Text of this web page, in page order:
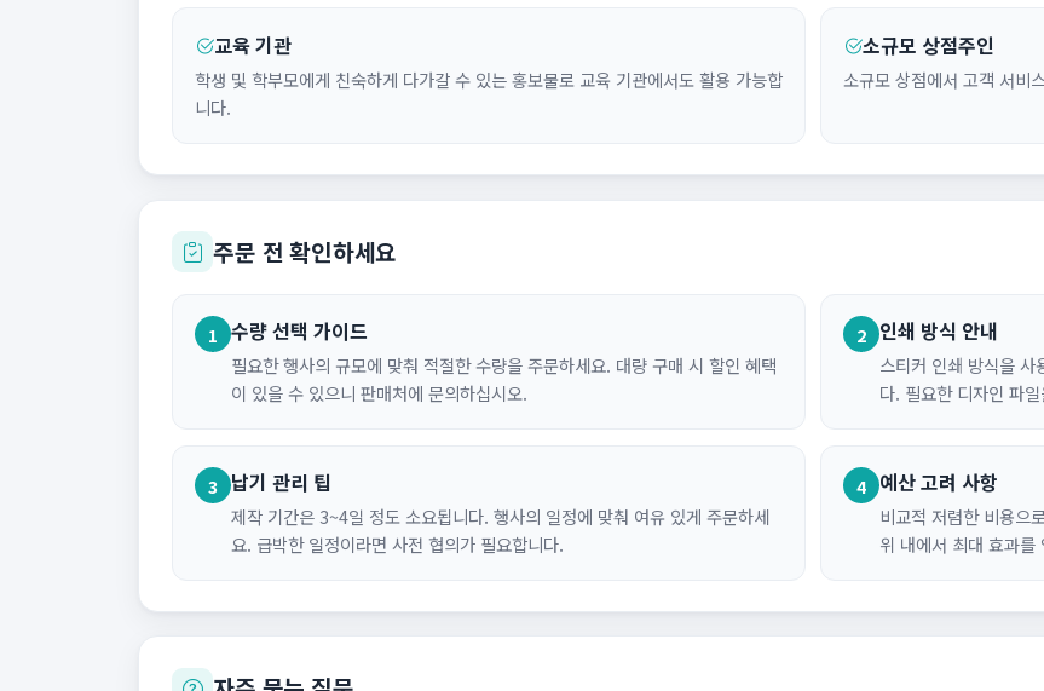
교육 기관
학생 및 학부모에게 친숙하게 다가갈 수 있는 홍보물로 교육 기관에서도 활용 가능합
니다.
소규모 상점주인
소규모 상점에서 고객 서비
주문 전 확인하세요
1 수량 선택 가이드
필요한 행사의 규모에 맞춰 적절한 수량을 주문하세요. 대량 구매 시 할인 혜택
이 있을 수 있으니 판매처에 문의하십시오.
2 인쇄 방식 안내
스티커 인쇄 방식을 사
다. 필요한 디자인 파
3 납기 관리 팁
제작 기간은 3~4일 정도 소요됩니다. 행사의 일정에 맞춰 여유 있게 주문하세
요. 급박한 일정이라면 사전 협의가 필요합니다.
4 예산 고려 사항
비교적 저렴한 비용으
위 내에서 최대 효과를